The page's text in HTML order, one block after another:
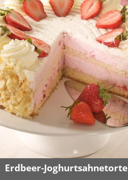
Erdbeer-Joghurtsahnetorte